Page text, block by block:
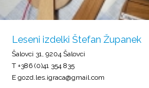
Leseni izdelki Štefan Županek
Šalovci 31, 9204 Šalovci
T +386 (0)41 354 835
E gozd.les.igraca@gmail.com